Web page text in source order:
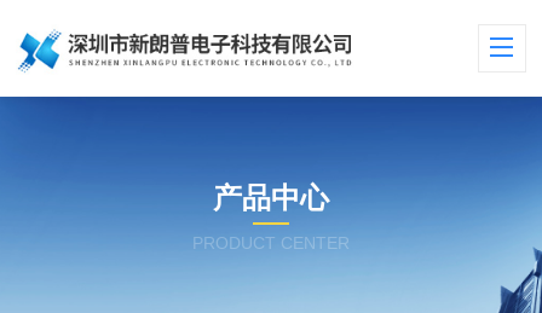
产品中心
PRODUCT CENTER